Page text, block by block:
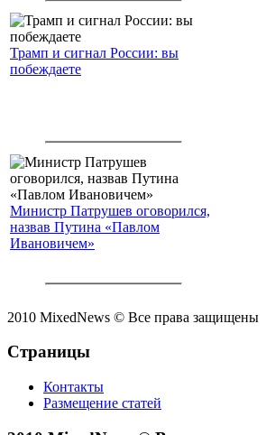
Трамп и сигнал России: вы
побеждаете
Министр Патрушев оговорился,
назвав Путина «Павлом
Ивановичем»
2010 MixedNews © Все права защищены
Страницы
Контакты
Размещение статей